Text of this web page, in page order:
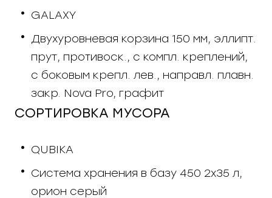
GALAXY
Двухуровневая корзина 150 мм, эллипт.
прут, противоск., с компл. креплений,
с боковым крепл. лев., направл. плавн.
закр. Nova Pro, графит
СОРТИРОВКА МУСОРА
QUBIKA
Система хранения в базу 450 2х35 л,
орион серый